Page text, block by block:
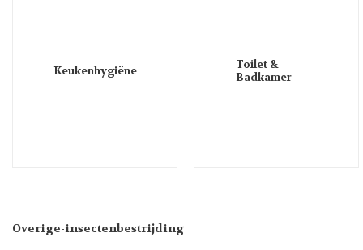
Keukenhygiëne
Toilet &
Badkamer
Overige-insectenbestrijding